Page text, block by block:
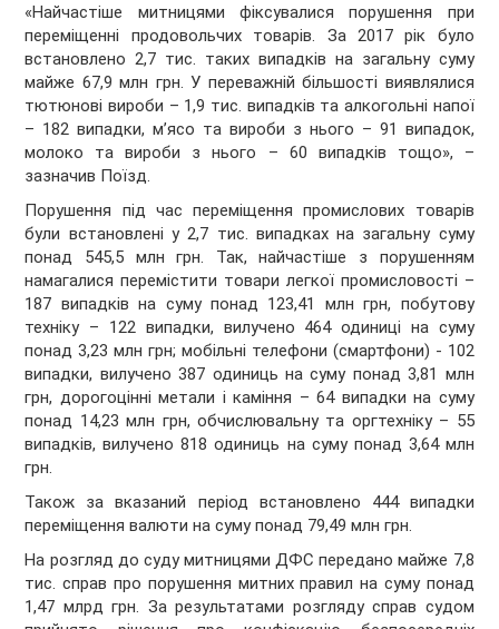
«Найчастіше митницями фіксувалися порушення при
переміщенні продовольчих товарів. За 2017 рік було
встановлено 2,7 тис. таких випадків на загальну суму
майже 67,9 млн грн. У переважній більшості виявлялися
тютюнові вироби – 1,9 тис. випадків та алкогольні напої
– 182 випадки, м’ясо та вироби з нього – 91 випадок,
молоко та вироби з нього – 60 випадків тощо», –
зазначив Поїзд.
Порушення під час переміщення промислових товарів
були встановлені у 2,7 тис. випадках на загальну суму
понад 545,5 млн грн. Так, найчастіше з порушенням
намагалися перемістити товари легкої промисловості –
187 випадків на суму понад 123,41 млн грн, побутову
техніку – 122 випадки, вилучено 464 одиниці на суму
понад 3,23 млн грн; мобільні телефони (смартфони) - 102
випадки, вилучено 387 одиниць на суму понад 3,81 млн
грн, дорогоцінні метали і каміння – 64 випадки на суму
понад 14,23 млн грн, обчислювальну та оргтехніку – 55
випадків, вилучено 818 одиниць на суму понад 3,64 млн
грн.
Також за вказаний період встановлено 444 випадки
переміщення валюти на суму понад 79,49 млн грн.
На розгляд до суду митницями ДФС передано майже 7,8
тис. справ про порушення митних правил на суму понад
1,47 млрд грн. За результатами розгляду справ судом